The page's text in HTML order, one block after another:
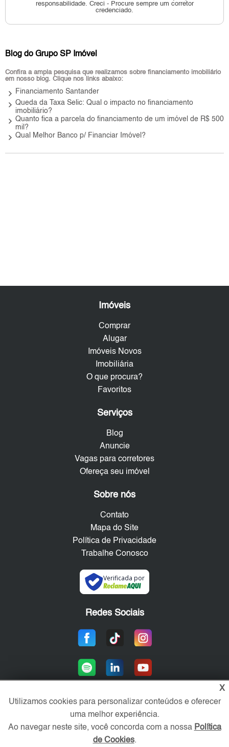
responsabilidade. Creci - Procure sempre um corretor
credenciado.
Blog do Grupo SP Imóvel
Confira a ampla pesquisa que realizamos sobre financiamento imobiliário
em nosso blog. Clique nos links abaixo:
keyboard_arrow_right Financiamento Santander
keyboard_arrow_right Queda da Taxa Selic: Qual o impacto no financiamento
imobiliário?
keyboard_arrow_right Quanto fica a parcela do financiamento de um imóvel de R$ 500
mil?
keyboard_arrow_right Qual Melhor Banco p/ Financiar Imóvel?
Imóveis
Comprar
Alugar
Imóveis Novos
Imobiliária
O que procura?
Favoritos
Serviços
Blog
Anuncie
Vagas para corretores
Ofereça seu imóvel
Sobre nós
Contato
Mapa do Site
Política de Privacidade
Trabalhe Conosco
Verificada por
Redes Sociais
Área exclusiva aos anunciantes,
acesse sua conta:
X
Utilizamos cookies para personalizar conteúdos e oferecer
uma melhor experiência.
Ao navegar neste site, você concorda com a nossa Política
de Cookies.